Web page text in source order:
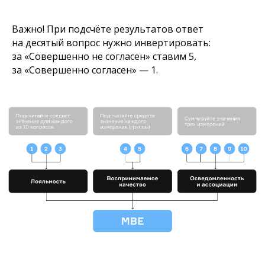
Важно! При подсчёте результатов ответ
на десятый вопрос нужно инвертировать:
за «Совершенно не согласен» ставим 5,
за «Совершенно согласен» — 1.